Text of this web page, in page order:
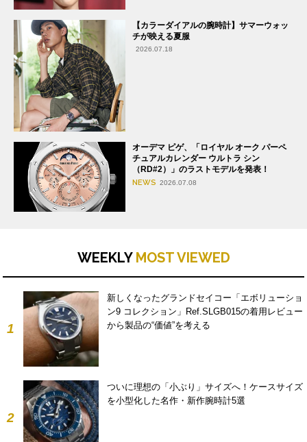
【カラーダイアルの腕時計】サマーウォッ
チが映える夏服
2026.07.18
オーデマ ピゲ、「ロイヤル オーク パーペ
チュアルカレンダー ウルトラ シン
（RD#2）」のラストモデルを発表！
NEWS 2026.07.08
WEEKLY MOST VIEWED
1
新しくなったグランドセイコー「エボリューショ
ン9 コレクション」Ref.SLGB015の着用レビュー
から製品の“価値”を考える
2
ついに理想の「小ぶり」サイズへ！ケースサイズ
を小型化した名作・新作腕時計5選